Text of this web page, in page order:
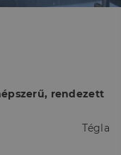
rendezett
Tégla